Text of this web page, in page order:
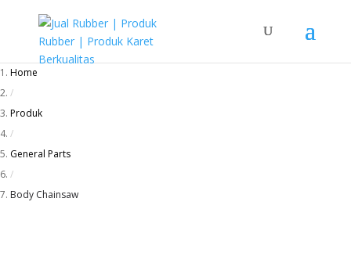
Home
/
Produk
/
General Parts
/
Body Chainsaw